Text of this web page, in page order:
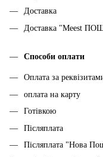
Доставка
Доставка "Meest
Способи оплати
Оплата за
оплата на карту
Готівкою
Післяплата
Післяплата "Нова